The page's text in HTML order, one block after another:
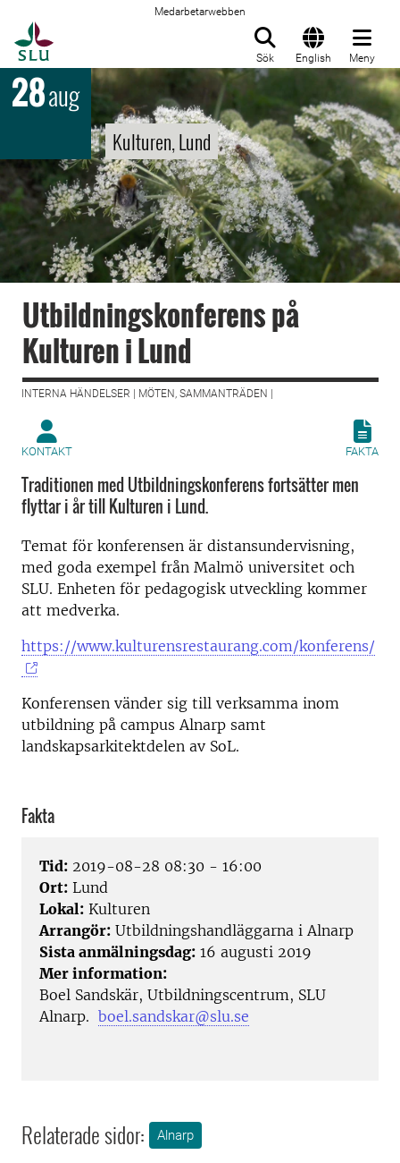
Medarbetarwebben
Sök English Meny
28aug
Kulturen, Lund
Utbildningskonferens på
Kulturen i Lund
INTERNA HÄNDELSER | MÖTEN, SAMMANTRÄDEN |
KONTAKT FAKTA
Traditionen med Utbildningskonferens fortsätter men
flyttar i år till Kulturen i Lund.
Temat för konferensen är distansundervisning,
med goda exempel från Malmö universitet och
SLU. Enheten för pedagogisk utveckling kommer
att medverka.
https://www.kulturensrestaurang.com/konferens/
Konferensen vänder sig till verksamma inom
utbildning på campus Alnarp samt
landskapsarkitektdelen av SoL.
Fakta
Tid: 2019-08-28 08:30 - 16:00
Ort: Lund
Lokal: Kulturen
Arrangör: Utbildningshandläggarna i Alnarp
Sista anmälningsdag: 16 augusti 2019
Mer information:
Boel Sandskär, Utbildningscentrum, SLU
Alnarp. boel.sandskar@slu.se
Relaterade sidor: Alnarp